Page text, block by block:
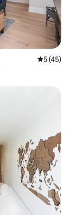
5 av 5 i
5 (45)